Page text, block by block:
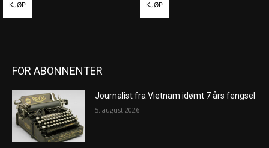
KJØP KJØP
FOR ABONNENTER
Journalist fra Vietnam idømt 7 års fengsel
5. august 2026